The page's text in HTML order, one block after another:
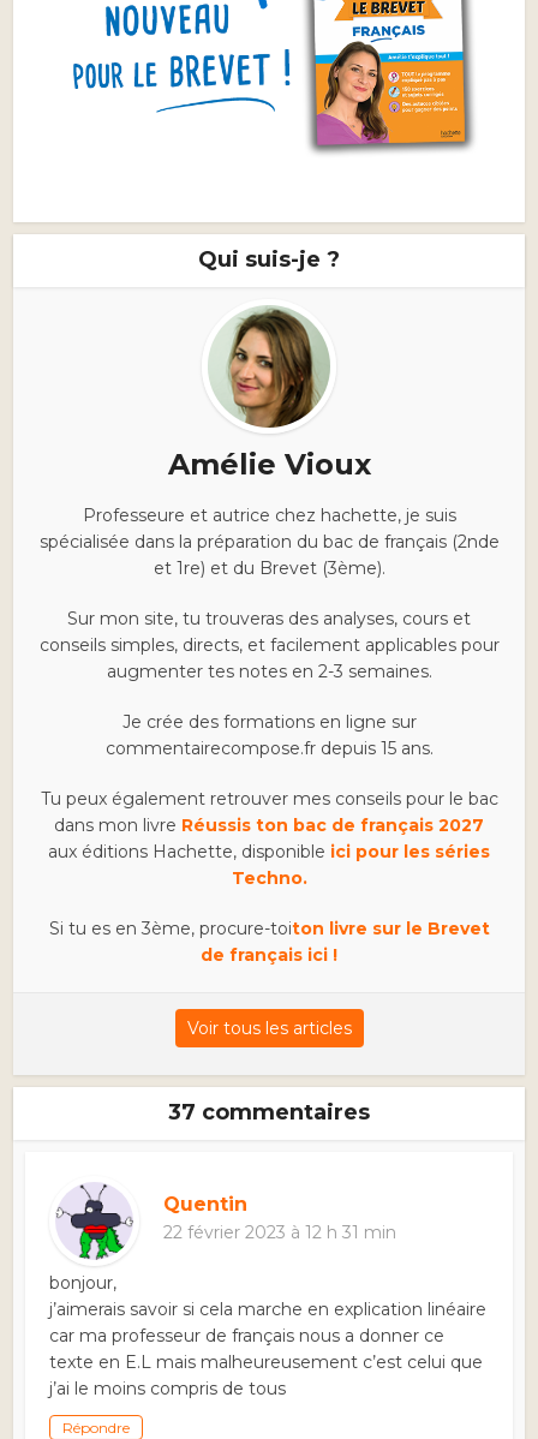
Qui suis-je ?
Amélie Vioux
Professeure et autrice chez hachette, je suis
spécialisée dans la préparation du bac de français (2nde
et 1re) et du Brevet (3ème).
Sur mon site, tu trouveras des analyses, cours et
conseils simples, directs, et facilement applicables pour
augmenter tes notes en 2-3 semaines.
Je crée des formations en ligne sur
commentairecompose.fr depuis 15 ans.
Tu peux également retrouver mes conseils pour le bac
dans mon livre Réussis ton bac de français 2027
aux éditions Hachette, disponible ici pour les séries
Techno.
Si tu es en 3ème, procure-toiton livre sur le Brevet
de français ici !
Voir tous les articles
37 commentaires
Quentin
22 février 2023 à 12 h 31 min
bonjour,
j’aimerais savoir si cela marche en explication linéaire
car ma professeur de français nous a donner ce
texte en E.L mais malheureusement c’est celui que
j’ai le moins compris de tous
Répondre